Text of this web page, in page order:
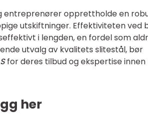
entreprenører opprettholde en
utskiftninger. Effektiviteten ved
i lengden, en fordel som
utvalg av kvalitets slitestål, bør
for deres tilbud og ekspertise innen
her